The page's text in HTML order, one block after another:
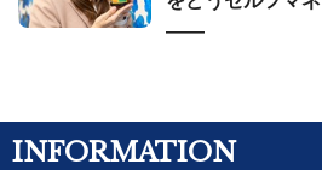
——
INFORMATION